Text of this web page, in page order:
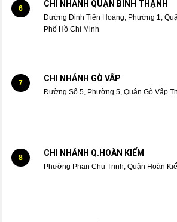
6 CHI NHÁNH QUẬN BÌNH THẠNH
Đường Đinh Tiên Hoàng, Phường 1,
Phố Hồ Chí Minh
7 CHI NHÁNH GÒ VẤP
Đường Số 5, Phường 5, Quận Gò Vấp
8 CHI NHÁNH Q.HOÀN KIẾM
Phường Phan Chu Trinh, Quận Hoàn